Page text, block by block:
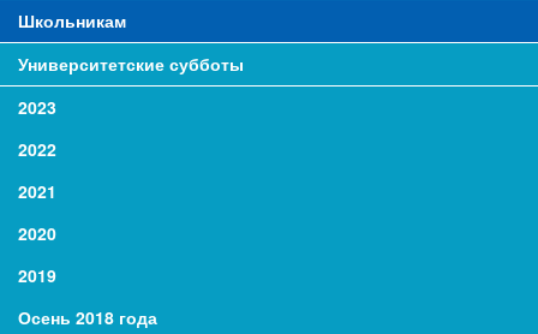
Школьникам
Университетские субботы
2023
2022
2021
2020
2019
Осень 2018 года